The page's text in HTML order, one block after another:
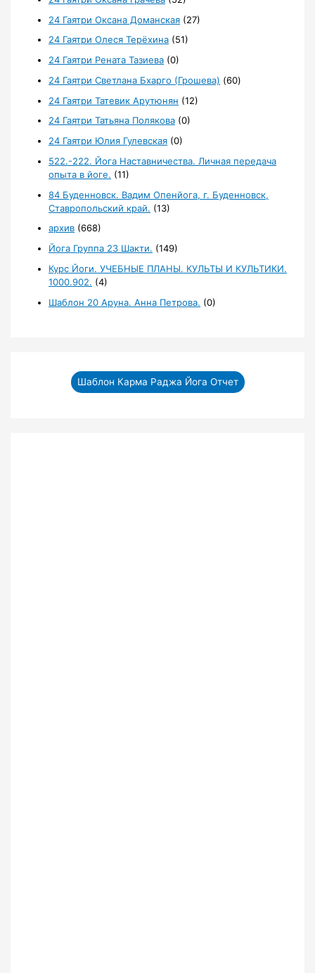
24 Гаятри Оксана Доманская (27)
24 Гаятри Олеся Терёхина (51)
24 Гаятри Рената Тазиева (0)
24 Гаятри Светлана Бхарго (Грошева) (60)
24 Гаятри Татевик Арутюнян (12)
24 Гаятри Татьяна Полякова (0)
24 Гаятри Юлия Гулевская (0)
522.-222. Йога Наставничества. Личная передача
опыта в йоге. (11)
84 Буденновск. Вадим Опенйога, г. Буденновск,
Ставропольский край. (13)
архив (668)
Йога Группа 23 Шакти. (149)
Курс Йоги. УЧЕБНЫЕ ПЛАНЫ. КУЛЬТЫ И КУЛЬТИКИ.
1000.902. (4)
Шаблон 20 Аруна. Анна Петрова. (0)
Шаблон Карма Раджа Йога Отчет